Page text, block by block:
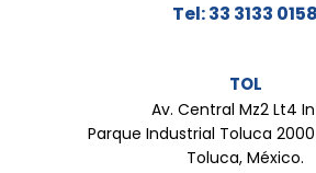
Tel: 33 3133 0158
TOL
Av. Central Mz2 Lt4
Parque Industrial Toluca 2000
Toluca, México.